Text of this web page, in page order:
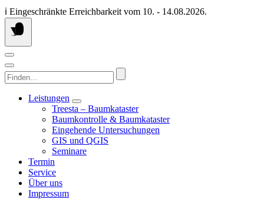
Springen
Sie
zum
ℹ️ Eingeschränkte Erreichbarkeit vom 10. - 14.08.2026.
Finden...
Leistungen
Treesta – Baumkataster
Baumkontrolle & Baumkataster
Eingehende Untersuchungen
GIS und QGIS
Seminare
Termin
Service
Über uns
Impressum